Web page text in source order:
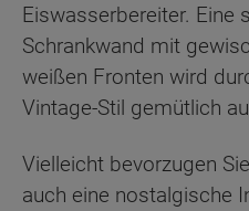
Eiswasserbereiter. Eine
Schrankwand mit
weißen Fronten wird
Vintage-Stil gemütlich
Vielleicht bevorzugen
auch eine nostalgische